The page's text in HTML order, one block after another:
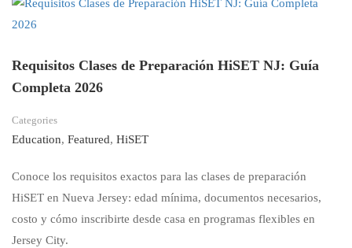
Requisitos Clases de Preparación HiSET NJ: Guía
Completa 2026
Categories
Education, Featured, HiSET
Conoce los requisitos exactos para las clases de preparación
HiSET en Nueva Jersey: edad mínima, documentos necesarios,
costo y cómo inscribirte desde casa en programas flexibles en
Jersey City.